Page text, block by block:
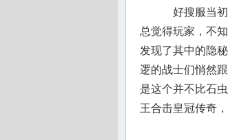
好搜服当初
总觉得玩家，不
发现了其中的隐
逻的战士们悄然
是这个并不比石
王合击皇冠传奇